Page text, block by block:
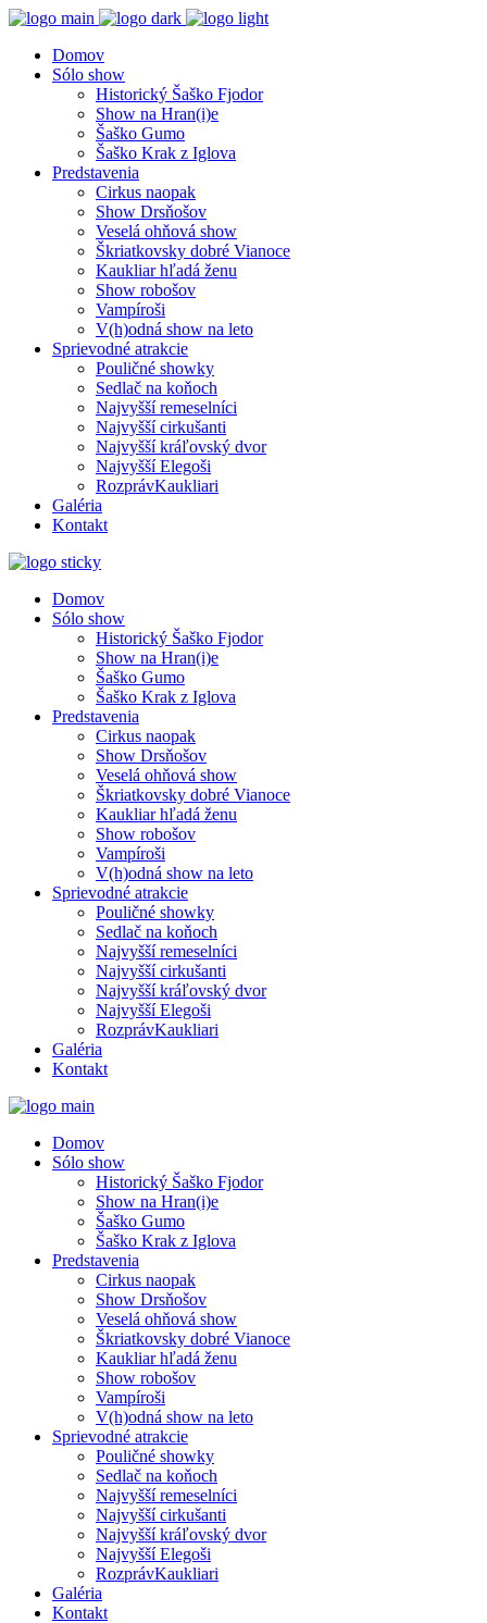
Domov
Sólo show
Historický Šaško Fjodor
Show na Hran(i)e
Šaško Gumo
Šaško Krak z Iglova
Predstavenia
Cirkus naopak
Show Drsňošov
Veselá ohňová show
Škriatkovsky dobré Vianoce
Kaukliar hľadá ženu
Show robošov
Vampíroši
V(h)odná show na leto
Sprievodné atrakcie
Pouličné showky
Sedlač na koňoch
Najvyšší remeselníci
Najvyšší cirkušanti
Najvyšší kráľovský dvor
Najvyšší Elegoši
RozprávKaukliari
Galéria
Kontakt
Domov
Sólo show
Historický Šaško Fjodor
Show na Hran(i)e
Šaško Gumo
Šaško Krak z Iglova
Predstavenia
Cirkus naopak
Show Drsňošov
Veselá ohňová show
Škriatkovsky dobré Vianoce
Kaukliar hľadá ženu
Show robošov
Vampíroši
V(h)odná show na leto
Sprievodné atrakcie
Pouličné showky
Sedlač na koňoch
Najvyšší remeselníci
Najvyšší cirkušanti
Najvyšší kráľovský dvor
Najvyšší Elegoši
RozprávKaukliari
Galéria
Kontakt
Domov
Sólo show
Historický Šaško Fjodor
Show na Hran(i)e
Šaško Gumo
Šaško Krak z Iglova
Predstavenia
Cirkus naopak
Show Drsňošov
Veselá ohňová show
Škriatkovsky dobré Vianoce
Kaukliar hľadá ženu
Show robošov
Vampíroši
V(h)odná show na leto
Sprievodné atrakcie
Pouličné showky
Sedlač na koňoch
Najvyšší remeselníci
Najvyšší cirkušanti
Najvyšší kráľovský dvor
Najvyšší Elegoši
RozprávKaukliari
Galéria
Kontakt